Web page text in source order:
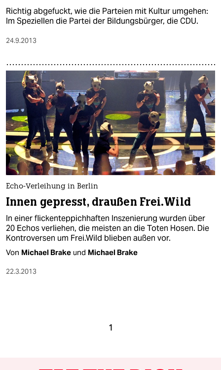
Richtig abgefuckt, wie die Parteien mit Kultur umgehen:
Im Speziellen die Partei der Bildungsbürger, die CDU.
24.9.2013
Echo-Verleihung in Berlin
Innen gepresst, draußen Frei.Wild
In einer flickenteppichhaften Inszenierung wurden über
20 Echos verliehen, die meisten an die Toten Hosen. Die
Kontroversen um Frei.Wild blieben außen vor.
Von Michael Brake und Michael Brake
22.3.2013
1